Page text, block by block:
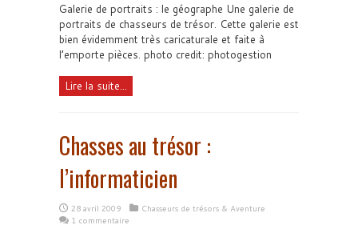
Galerie de portraits : le géographe Une galerie de
portraits de chasseurs de trésor. Cette galerie est
bien évidemment très caricaturale et faite à
l’emporte pièces. photo credit: photogestion
Lire la suite...
Chasses au trésor :
l’informaticien
28 avril 2009
Chasseurs de trésors & Aventure
1 commentaire